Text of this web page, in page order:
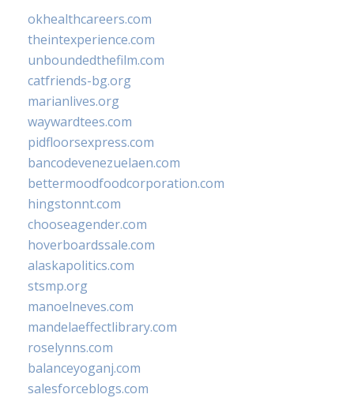
okhealthcareers.com
theintexperience.com
unboundedthefilm.com
catfriends-bg.org
marianlives.org
waywardtees.com
pidfloorsexpress.com
bancodevenezuelaen.com
bettermoodfoodcorporation.com
hingstonnt.com
chooseagender.com
hoverboardssale.com
alaskapolitics.com
stsmp.org
manoelneves.com
mandelaeffectlibrary.com
roselynns.com
balanceyoganj.com
salesforceblogs.com